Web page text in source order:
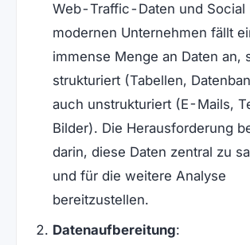
Web-Traffic-Daten und Social
modernen Unternehmen fällt
immense Menge an Daten an,
strukturiert (Tabellen,
auch unstrukturiert (E-Mails,
Bilder). Die Herausforderung
darin, diese Daten zentral zu
und für die weitere Analyse
bereitzustellen.
Datenaufbereitung: